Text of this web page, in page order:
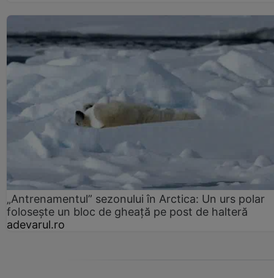
„Antrenamentul” sezonului în Arctica: Un urs polar
folosește un bloc de gheață pe post de halteră
adevarul.ro